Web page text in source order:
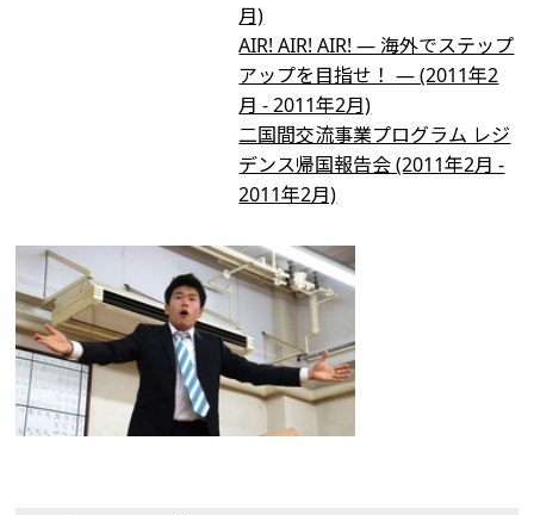
月)
AIR! AIR! AIR! ― 海外でステップ
アップを目指せ！ ― (2011年2
月 - 2011年2月)
二国間交流事業プログラム レジ
デンス帰国報告会 (2011年2月 -
2011年2月)